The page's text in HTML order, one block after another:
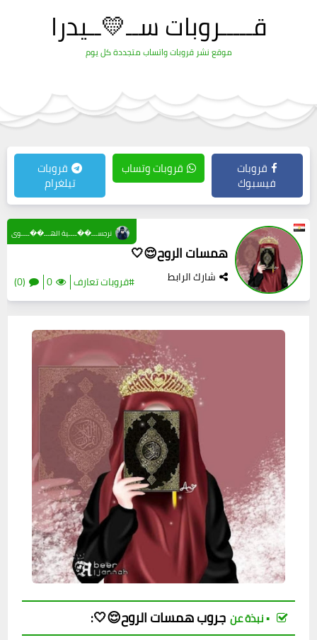
قـــــروبات ســ💛ــيدرا
موقع نشر قروبات واتساب متجددة كل يوم
قروبات
فيسبوك
قروبات وتساب قروبات
تيلغرام
همسات الروح😌🤍
شارك الرابط #قروبات تعارف 0
(0)
نرجســـ��ــــية الهـــ��ــــوى
▪︎ نبذة عن جروبهمسات الروح😌🤍: